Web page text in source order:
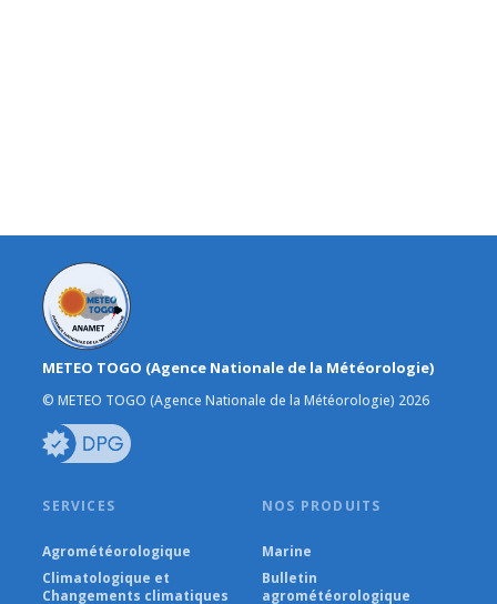
METEO TOGO (Agence Nationale de la Météorologie)
© METEO TOGO (Agence Nationale de la Météorologie) 2026
SERVICES
Agrométéorologique
Climatologique et
Changements climatiques
NOS PRODUITS
Marine
Bulletin
agrométéorologique